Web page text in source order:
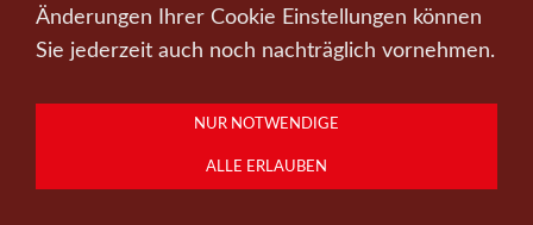
"Stille 2 (Madrid)
von Hans Gunsch
Änderungen Ihrer Cookie Einstellungen können
Sie jederzeit auch noch nachträglich vornehmen.
NUR NOTWENDIGE
ALLE ERLAUBEN